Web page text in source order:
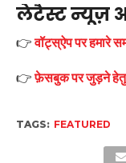
लेटैस्ट न्यूज़
👉वॉट्स्ऐप पर हमारे
👉फ़ेसबुक पर जुड़ने हेतु
TAGS: FEATURED